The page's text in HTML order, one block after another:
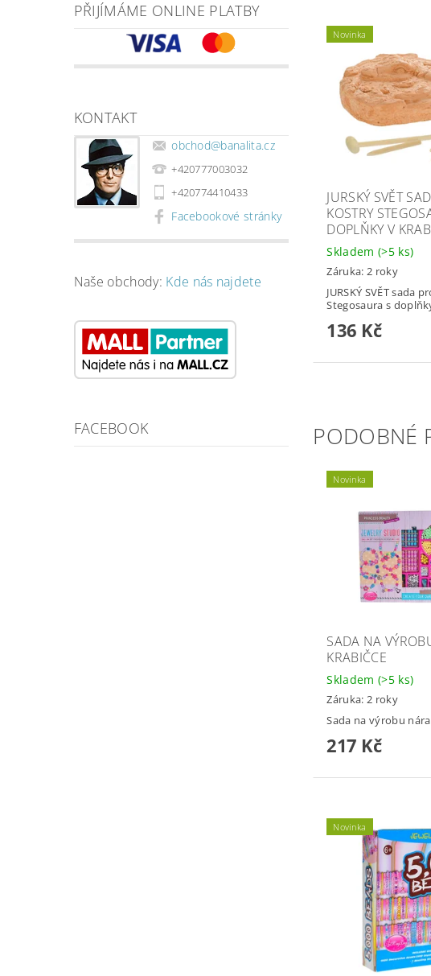
PŘIJÍMÁME ONLINE PLATBY
KONTAKT
obchod@banalita.cz
+420777003032
+420774410433
Facebookové stránky
Naše obchody: Kde nás najdete
FACEBOOK
Novinka
JURSKÝ SVĚT
KOSTRY
DOPLŇKY V
Skladem (>5 ks)
Záruka: 2 roky
JURSKÝ SVĚT sada
Stegosaura s
136 Kč
PODOBNÉ
Novinka
SADA NA
KRABIČCE
Skladem (>5 ks)
Záruka: 2 roky
Sada na výrobu
217 Kč
Novinka